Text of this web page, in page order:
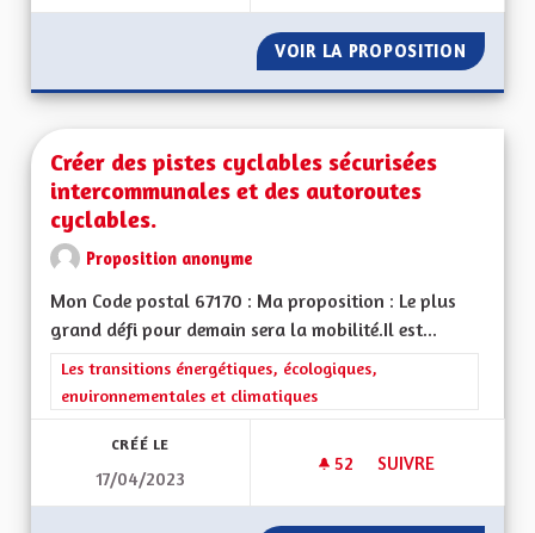
VOIR LA PROPOSITION
Créer des pistes cyclables sécurisées
intercommunales et des autoroutes
cyclables.
Proposition anonyme
Mon Code postal 67170 : Ma proposition : Le plus
grand défi pour demain sera la mobilité.Il est...
Filtrer les résultats de la catégorie : Les transitions
Les transitions énergétiques, écologiques,
environnementales et climatiques
CRÉÉ LE
17/04/2023
52 52 ABONNÉS
SUIVRE